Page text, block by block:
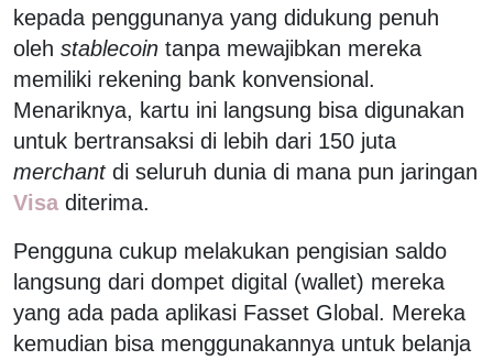
kepada penggunanya yang didukung penuh
oleh stablecoin tanpa mewajibkan mereka
memiliki rekening bank konvensional.
Menariknya, kartu ini langsung bisa digunakan
untuk bertransaksi di lebih dari 150 juta
merchantdi seluruh dunia di mana pun jaringan
Visa diterima.
Pengguna cukup melakukan pengisian saldo
langsung dari dompet digital (wallet) mereka
yang ada pada aplikasi Fasset Global. Mereka
kemudian bisa menggunakannya untuk belanja